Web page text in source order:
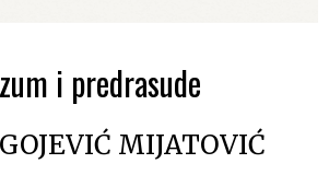
i predrasude
MIJATOVIĆ